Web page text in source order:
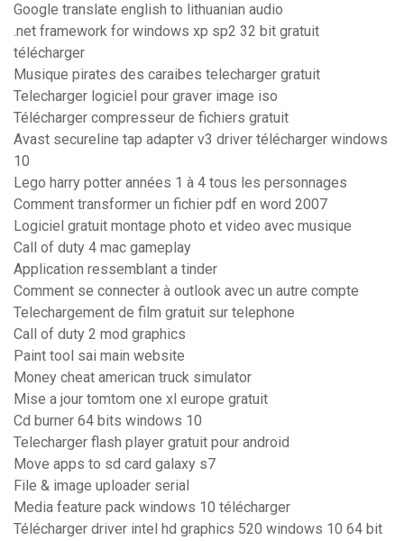
Google translate english to lithuanian audio
.net framework for windows xp sp2 32 bit gratuit
télécharger
Musique pirates des caraibes telecharger gratuit
Telecharger logiciel pour graver image iso
Télécharger compresseur de fichiers gratuit
Avast secureline tap adapter v3 driver télécharger windows
10
Lego harry potter années 1 à 4 tous les personnages
Comment transformer un fichier pdf en word 2007
Logiciel gratuit montage photo et video avec musique
Call of duty 4 mac gameplay
Application ressemblant a tinder
Comment se connecter à outlook avec un autre compte
Telechargement de film gratuit sur telephone
Call of duty 2 mod graphics
Paint tool sai main website
Money cheat american truck simulator
Mise a jour tomtom one xl europe gratuit
Cd burner 64 bits windows 10
Telecharger flash player gratuit pour android
Move apps to sd card galaxy s7
File & image uploader serial
Media feature pack windows 10 télécharger
Télécharger driver intel hd graphics 520 windows 10 64 bit